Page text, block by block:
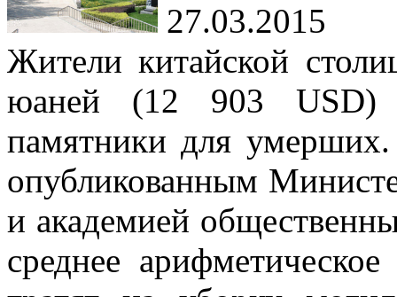
27.03.2015
Жители китайской
юаней (12 903 USD)
памятники для
опубликованным
и академией
среднее